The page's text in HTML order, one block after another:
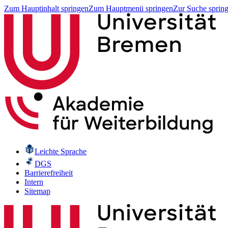
Zum Hauptinhalt springenZum Hauptmenü springenZur Suche
Leichte Sprache
DGS
Barrierefreiheit
Intern
Sitemap